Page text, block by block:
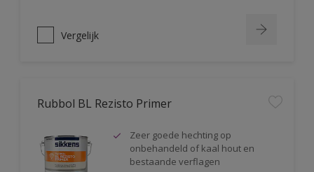
Vergelijk
Rubbol BL Rezisto Primer
Zeer goede hechting op
onbehandeld of kaal hout en
bestaande verflagen